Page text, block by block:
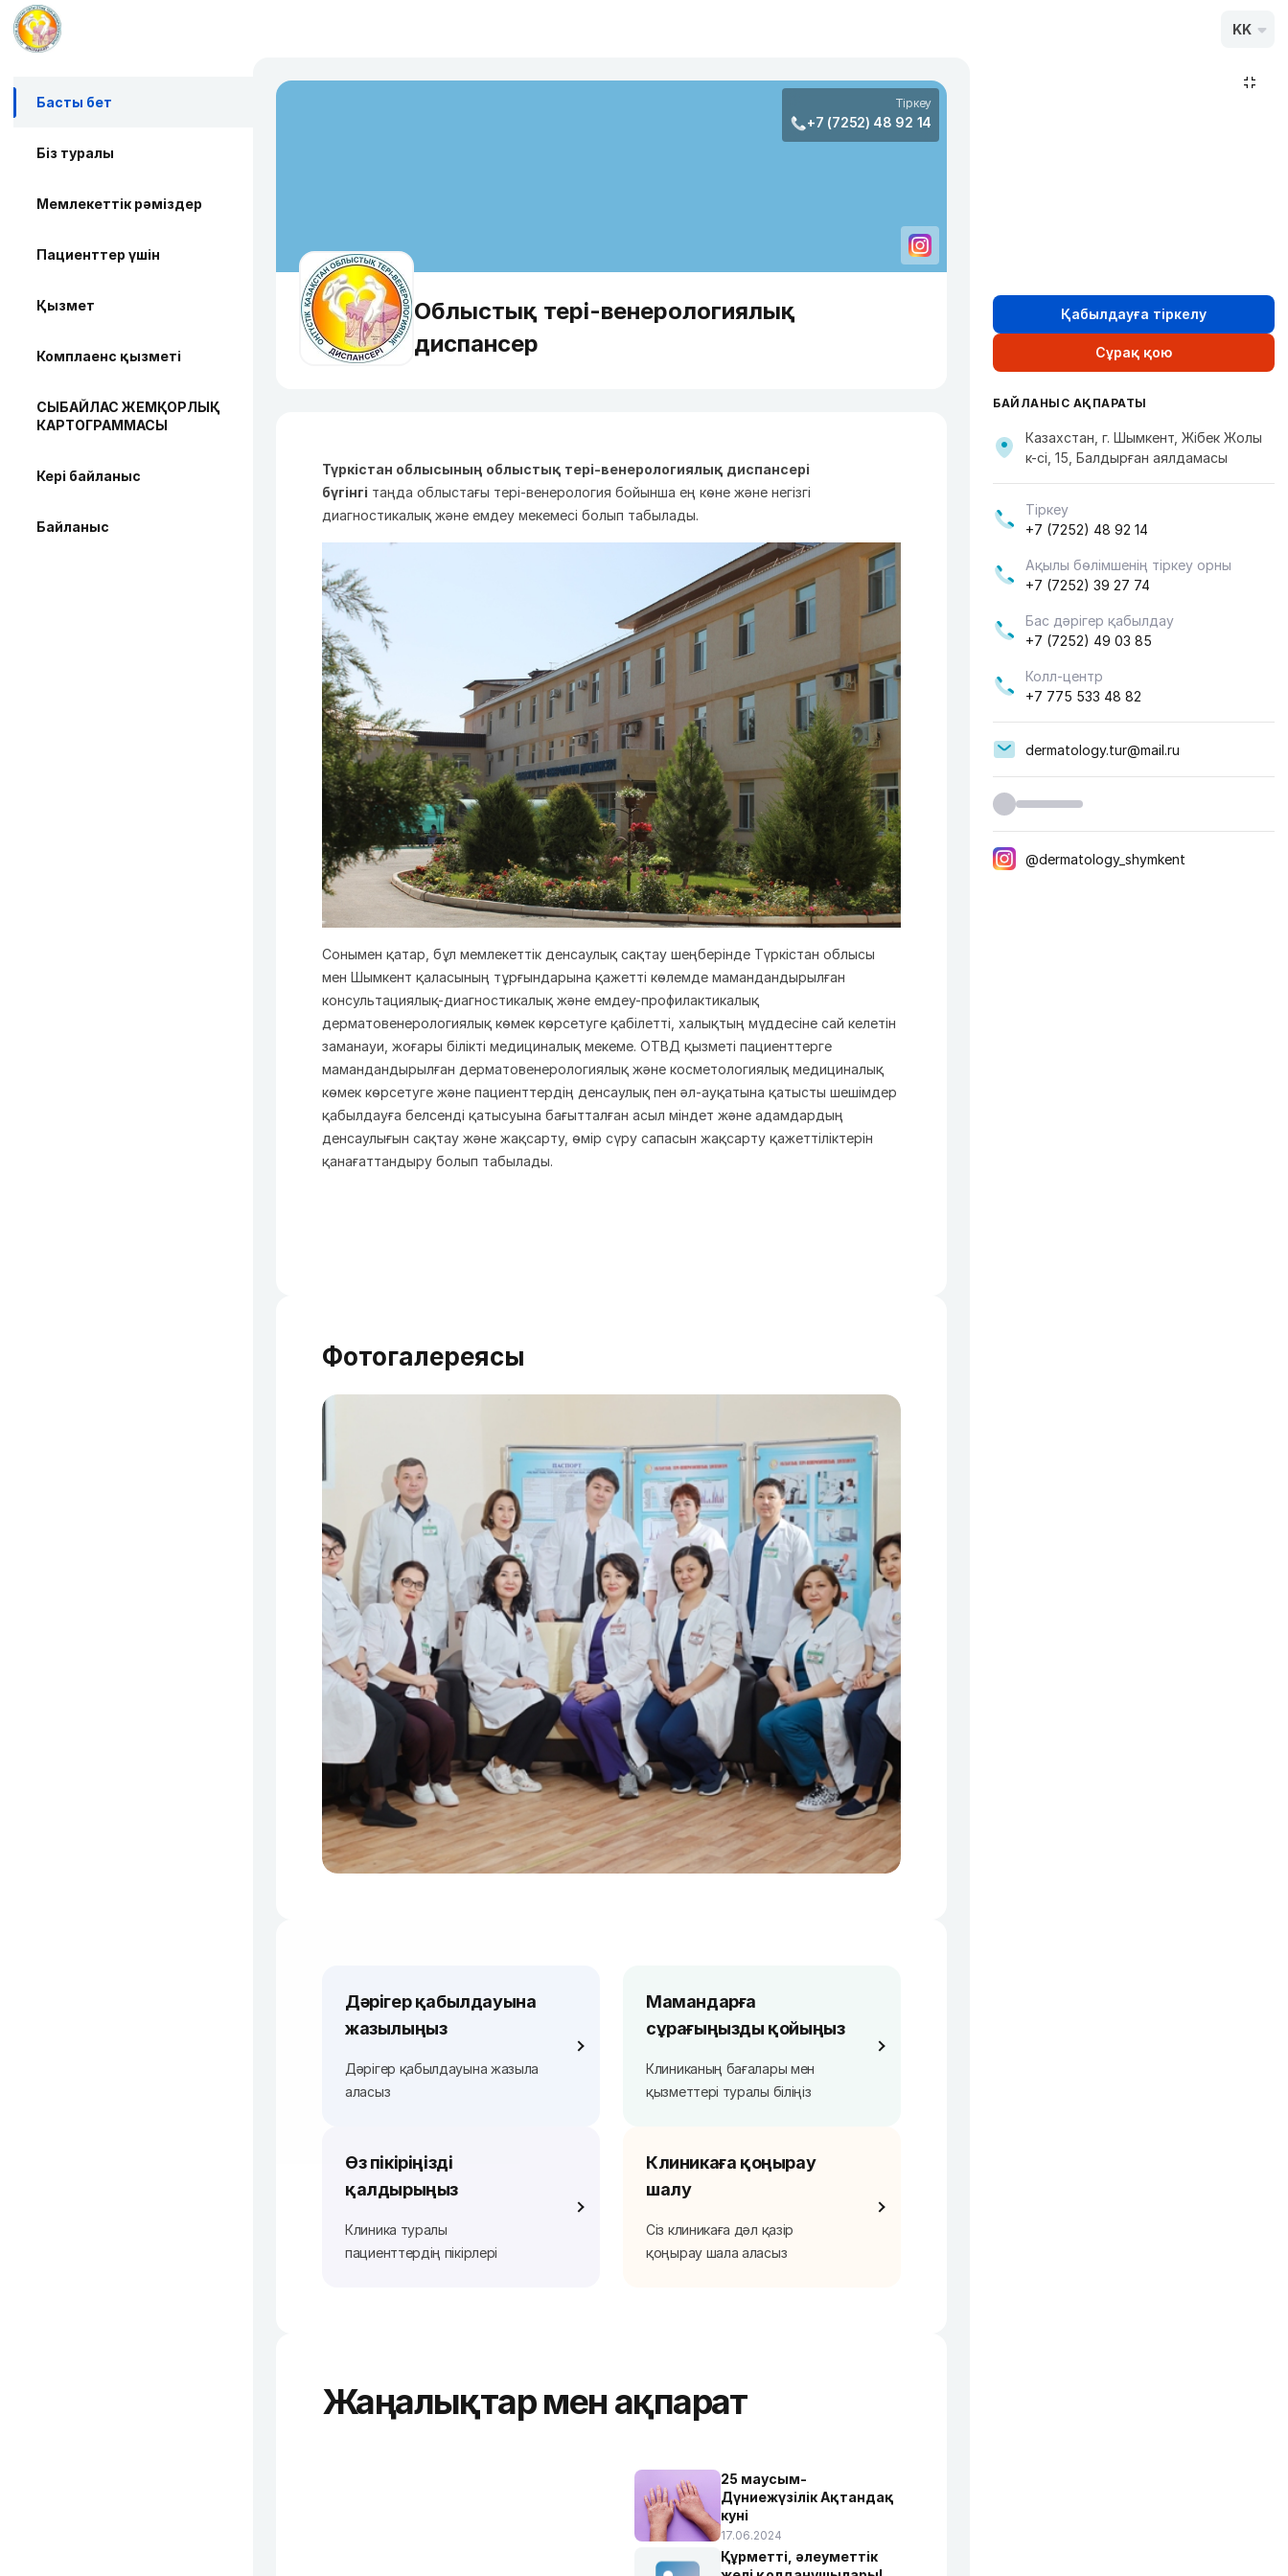
KK
Басты бет
Біз туралы
Мемлекеттік рәміздер
Пациенттер үшін
Қызмет
Комплаенс қызметі
СЫБАЙЛАС ЖЕМҚОРЛЫҚ
КАРТОГРАММАСЫ
Кері байланыс
Байланыс
Тіркеу
+7 (7252) 48 92 14
Облыстық тері-венерологиялық
диспансер
Түркістан облысының облыстық тері-венерологиялық диспансері
бүгінгі таңда облыстағы тері-венерология бойынша ең көне және негізгі
диагностикалық және емдеу мекемесі болып табылады.
Сонымен қатар, бұл мемлекеттік денсаулық сақтау шеңберінде Түркістан облысы
мен Шымкент қаласының тұрғындарына қажетті көлемде мамандандырылған
консультациялық-диагностикалық және емдеу-профилактикалық
дерматовенерологиялық көмек көрсетуге қабілетті, халықтың мүддесіне сай келетін
заманауи, жоғары білікті медициналық мекеме. OТВД қызметі пациенттерге
мамандандырылған дерматовенерологиялық және косметологиялық медициналық
көмек көрсетуге және пациенттердің денсаулық пен әл-ауқатына қатысты шешімдер
қабылдауға белсенді қатысуына бағытталған асыл міндет және адамдардың
денсаулығын сақтау және жақсарту, өмір сүру сапасын жақсарту қажеттіліктерін
қанағаттандыру болып табылады.
Фотогалереясы
Дәрігер қабылдауына
жазылыңыз
Дәрігер қабылдауына жазыла
аласыз
Мамандарға
сұрағыңызды қойыңыз
Клиниканың бағалары мен
қызметтері туралы біліңіз
Өз пікіріңізді
қалдырыңыз
Клиника туралы
пациенттердің пікірлері
Клиникаға қоңырау
шалу
Сіз клиникаға дәл қазір
қоңырау шала аласыз
Жаңалықтар мен ақпарат
25 маусым-
Дүниежүзілік Ақтандақ
куні
17.06.2024
Құрметті, әлеуметтік
Қабылдауға тіркелу
Сұрақ қою
БАЙЛАНЫС АҚПАРАТЫ
Казахстан, г. Шымкент, Жібек Жолы
к-сі, 15, Балдырған аялдамасы
Тіркеу
+7 (7252) 48 92 14
Ақылы бөлімшенің тіркеу орны
+7 (7252) 39 27 74
Бас дәрігер қабылдау
+7 (7252) 49 03 85
Колл-центр
+7 775 533 48 82
dermatology.tur@mail.ru
@dermatology_shymkent